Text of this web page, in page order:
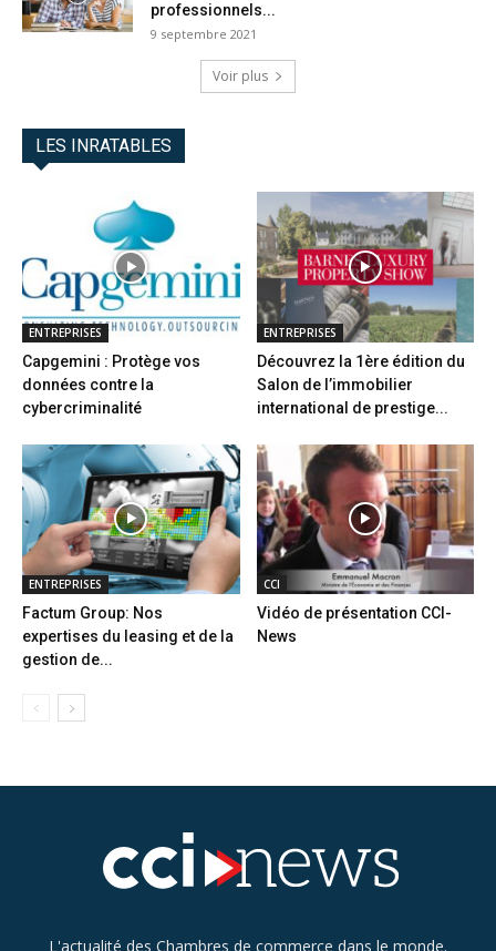
professionnels...
9 septembre 2021
Voir plus
LES INRATABLES
ENTREPRISES
Capgemini : Protège vos
données contre la
cybercriminalité
ENTREPRISES
Découvrez la 1ère édition du
Salon de l’immobilier
international de prestige...
ENTREPRISES
Factum Group: Nos
expertises du leasing et de la
gestion de...
CCI
Vidéo de présentation CCI-
News
L'actualité des Chambres de commerce dans le monde.